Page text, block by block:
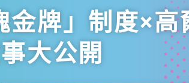
牌」制度×高
大公開